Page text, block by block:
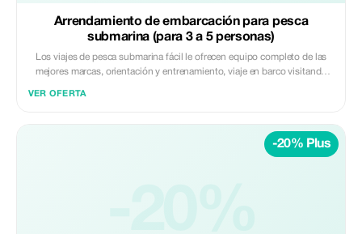
Arrendamiento de embarcación para pesca
submarina (para 3 a 5 personas)
Los viajes de pesca submarina fácil le ofrecen equipo completo de las
mejores marcas, orientación y entrenamiento, viaje en barco visitando
VER OFERTA
-20% Plus